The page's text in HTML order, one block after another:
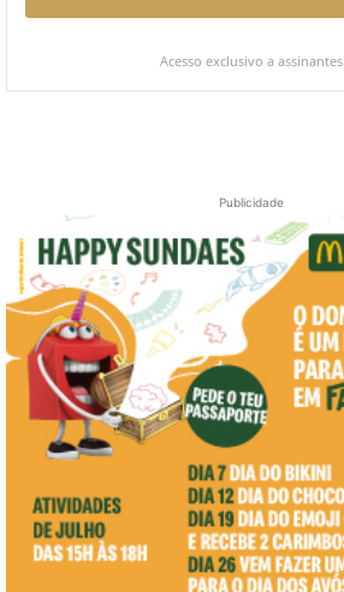
Acesso exclusivo a assinantes
Publicidade